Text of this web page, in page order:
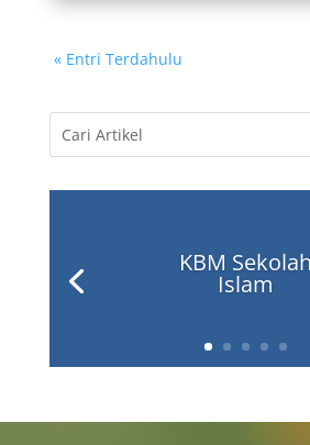
« Entri Terdahulu
KBM Sekolah
Islam